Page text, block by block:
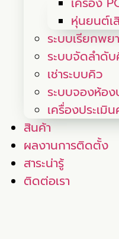
หุ่นยนต์เ
ระบบเรียกพย
ระบบจัดลำดั
เช่าระบบคิว
ระบบจองห้อง
เครื่องประเมิ
สินค้า
ผลงานการติดตั้ง
สาระน่ารู้
ติดต่อเรา